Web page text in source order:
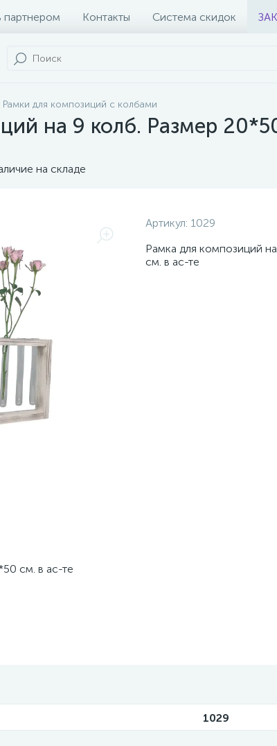
партнером Контакты Система скидок
Рамки для композиций с колбами
на 9 колб. Размер
на складе
Артикул: 1029
Рамка для композиций
см. в ас-те
см. в ас-те
1029